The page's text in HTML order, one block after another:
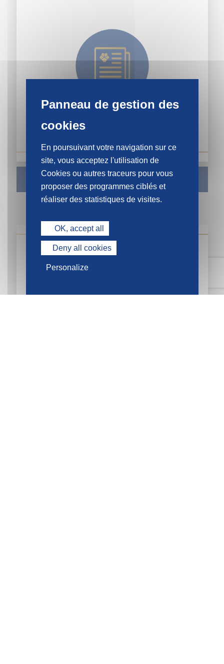
SEGER À ANTONY (92) - LE PARISIEN JUIN 2020
En poursuivant votre navigation sur ce
site, vous acceptez l'utilisation de
Cookies ou autres traceurs pour vous
proposer des programmes ciblés et
réaliser des statistiques de visites.
OK, accept all
Deny all cookies
Personalize